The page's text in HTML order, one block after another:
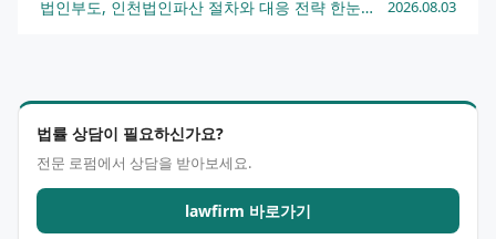
법률 상담이 필요하신가요?
전문 로펌에서 상담을 받아보세요.
lawfirm 바로가기
법인부도, 인천법인파산 절차와 대응 전략 한눈에 정리 2026.08.03